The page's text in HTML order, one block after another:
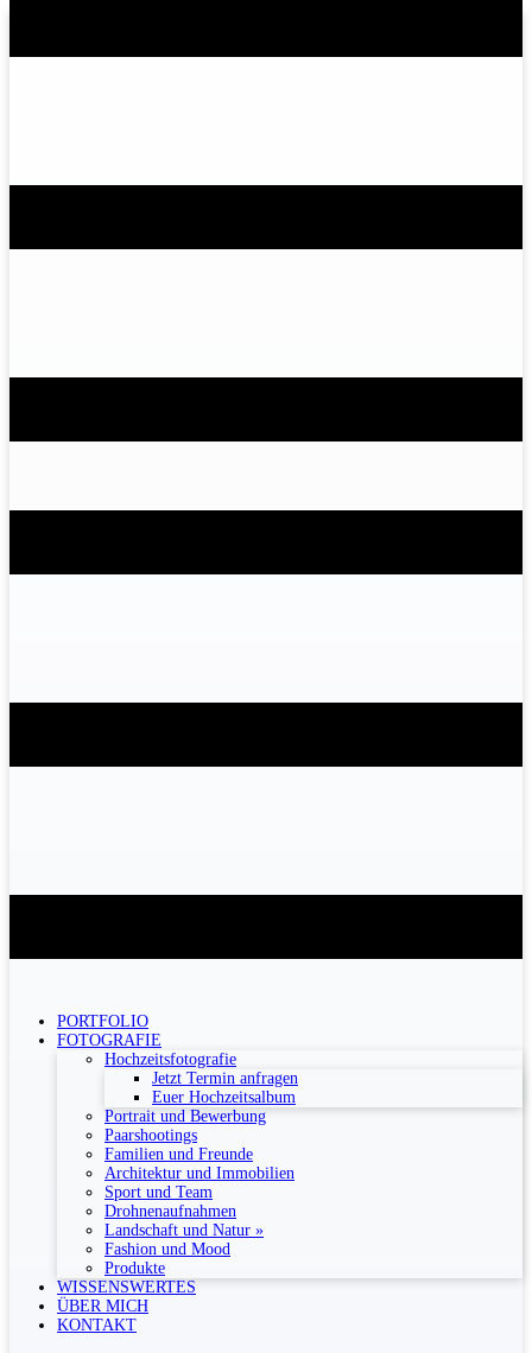
PORTFOLIO
FOTOGRAFIE
Hochzeitsfotografie
Jetzt Termin anfragen
Euer Hochzeitsalbum
Portrait und Bewerbung
Paarshootings
Familien und Freunde
Architektur und Immobilien
Sport und Team
Drohnenaufnahmen
Landschaft und Natur »
Fashion und Mood
Produkte
WISSENSWERTES
ÜBER MICH
KONTAKT